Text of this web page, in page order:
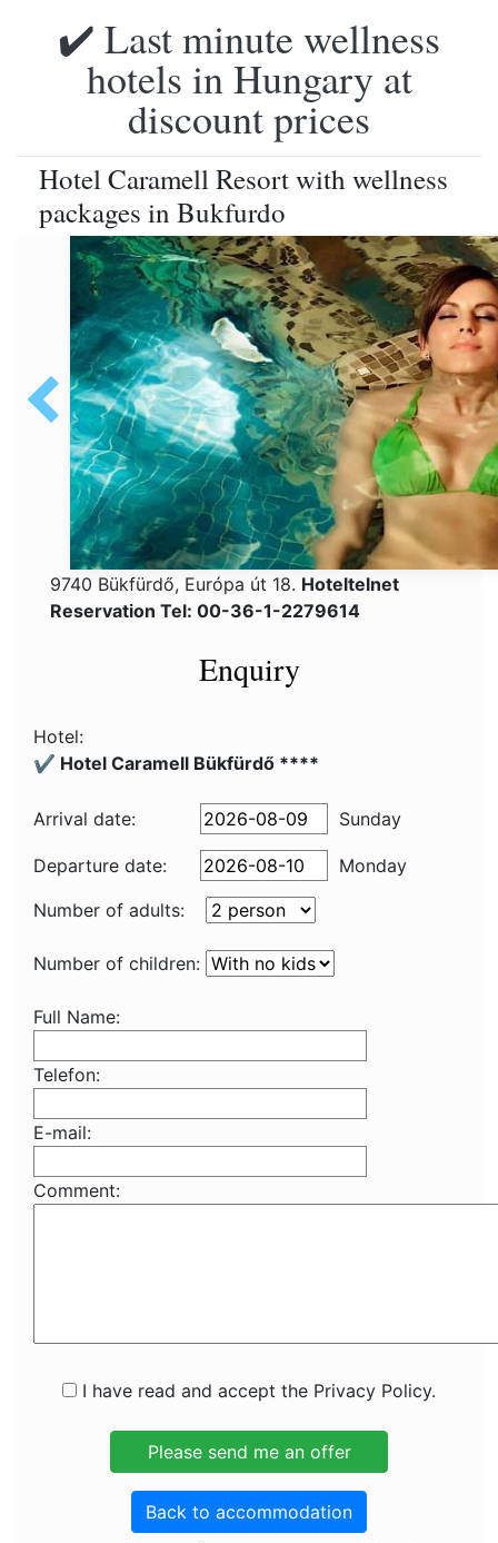
✔️ Last minute wellness
hotels in Hungary at
discount prices
Hotel Caramell Resort with wellness
packages in Bukfurdo
9740 Bükfürdő, Európa út 18. Hoteltelnet
Reservation Tel: 00-36-1-2279614
Enquiry
Hotel:
✔️ Hotel Caramell Bükfürdő ****
Arrival date: Sunday
Departure date:
Monday
Number of adults:
Number of children:
Full Name:
Telefon:
E-mail:
Comment:
I have read and accept the Privacy Policy.
Back to accommodation